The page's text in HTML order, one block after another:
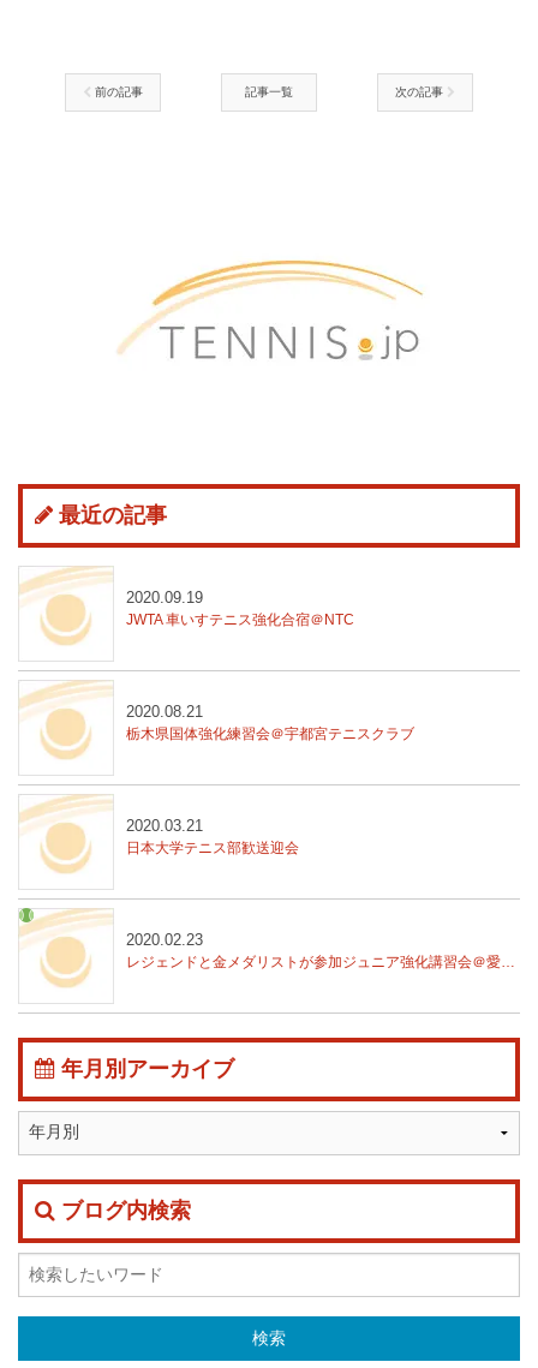
前の記事 記事一覧 次の記事
最近の記事
JWTA 車いすテニス強化合宿＠NTC
2020.09.19
栃木県国体強化練習会＠宇都宮テニスクラブ
2020.08.21
日本大学テニス部歓送迎会
2020.03.21
レジェンドと金メダリストが参加ジュニア強化講習会＠愛知県安城市
2020.02.23
年月別アーカイブ
ブログ内検索